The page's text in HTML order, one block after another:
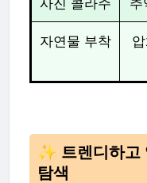
자연물 부착
✨ 트렌디하고
탐색